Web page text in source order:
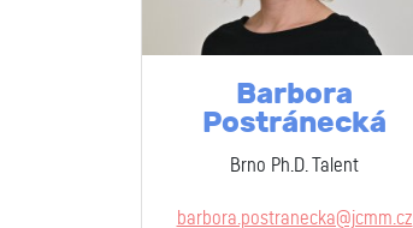
Barbora
Postránecká
Brno Ph.D. Talent
barbora.postranecka@jcmm.cz